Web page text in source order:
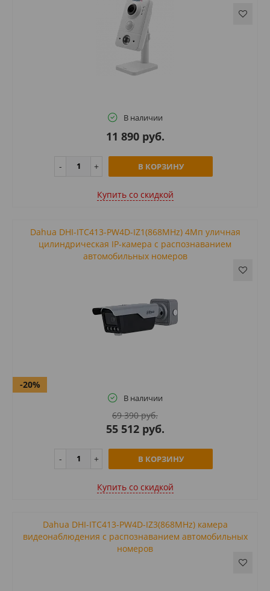
В наличии
11 890 руб.
В КОРЗИНУ
Купить cо скидкой
Dahua DHI-ITC413-PW4D-IZ1(868MHz) 4Мп уличная
цилиндрическая IP-камера с распознаванием
автомобильных номеров
-20%
В наличии
69 390 руб.
55 512 руб.
В КОРЗИНУ
Купить cо скидкой
Dahua DHI-ITC413-PW4D-IZ3(868MHz) камера
видеонаблюдения с распознаванием автомобильных
номеров